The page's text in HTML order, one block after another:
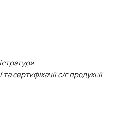
сертифікації с/г продукції